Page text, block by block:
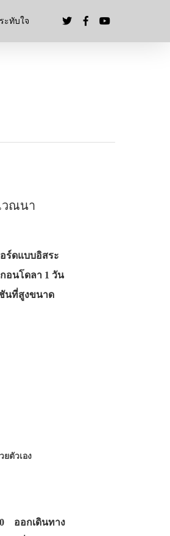
ะทับใจ
วณนา
ร์ดแบบอิสระ
อนโดลา 1 วัน
นที่สูงขนาด
ตัวเอง
ออกเดินทาง